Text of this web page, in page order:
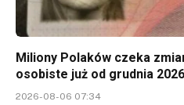
Miliony Polaków czeka
osobiste już od grudnia
2026-08-06 07:34